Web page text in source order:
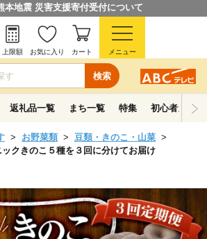
本地震 災害支援寄付受付について
検索
上限額 お気に入り カート メニュー
返礼品一覧 まち一覧 特集 初心者ガイド
お野菜類
豆類・きのこ・山菜
ックきのこ５種を３回に分けてお届け